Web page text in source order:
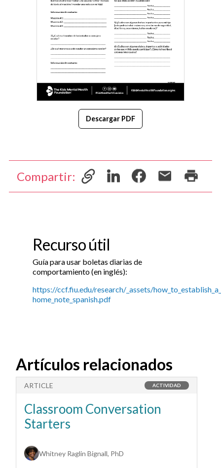
Descargar PDF
Compartir:
Recurso útil
Guía para usar boletas diarias de
comportamiento (en inglés):
https://ccf.fiu.edu/research/_assets/
home_note_spanish.pdf
Artículos relacionados
ARTICLE ACTIVIDAD
Classroom Conversation
Starters
Whitney Raglin Bignall, PhD